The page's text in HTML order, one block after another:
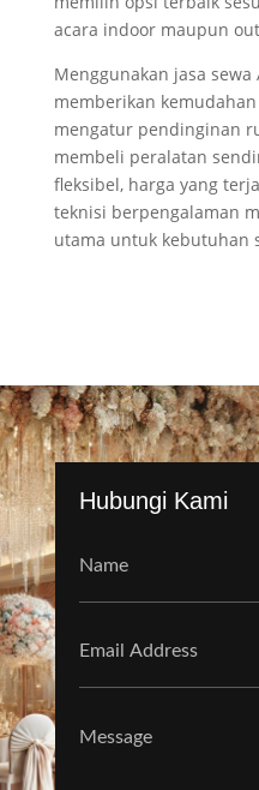
acara indoor maupun
Menggunakan jasa sewa
memberikan
mengatur pendinginan
membeli peralatan
fleksibel, harga yang
teknisi berpengalaman
utama untuk kebutuhan
Hubungi Kami